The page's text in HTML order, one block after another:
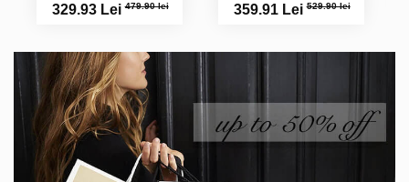
329.93 Lei479.90 lei 359.91 Lei529.90 lei